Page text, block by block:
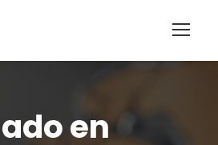
en